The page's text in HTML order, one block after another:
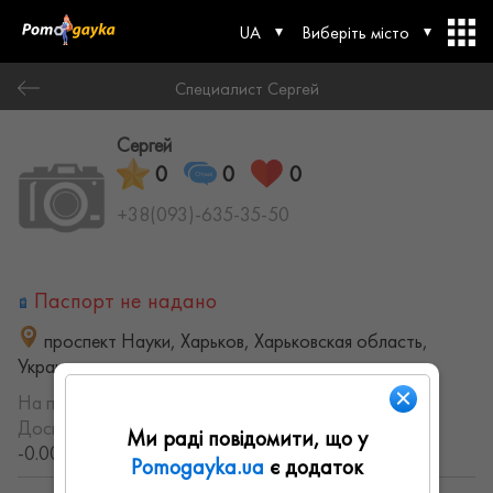
UA Виберіть місто
Специалист Сергей
Сергей
0 0 0
+38(093)-635-35-50
Паспорт не надано
проспект Науки, Харьков, Харьковская область,
Украина
На порталі з:
Досвід роботи:с 2021 года (5.0114650903027 лет,
-0.0025888911675054 месяцев)
Ми раді повідомити, що у
Pomogayka.ua є додаток